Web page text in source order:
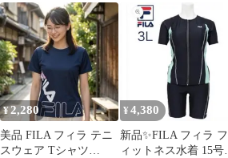
ント ２４cm
購入品
¥2,280
美品 FILA フィラ テニ
スウェア Tシャツ
¥ 4,380
新品✨FILA フィラ フ
ィットネス水着 15号